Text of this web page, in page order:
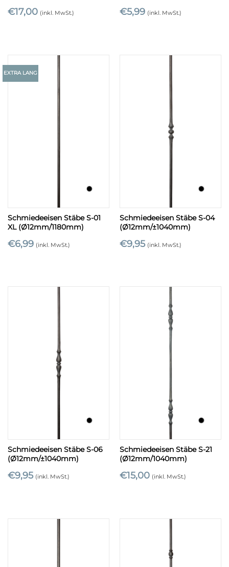
€17,00 (inkl. MwSt.) €5,99 (inkl. MwSt.)
EXTRA LANG
Schmiedeeisen Stäbe S-01
XL (Ø12mm/1180mm)
€6,99 (inkl. MwSt.)
Schmiedeeisen Stäbe S-04
(Ø12mm/±1040mm)
€9,95 (inkl. MwSt.)
Schmiedeeisen Stäbe S-06
(Ø12mm/±1040mm)
€9,95 (inkl. MwSt.)
Schmiedeeisen Stäbe S-21
(Ø12mm/1040mm)
€15,00 (inkl. MwSt.)